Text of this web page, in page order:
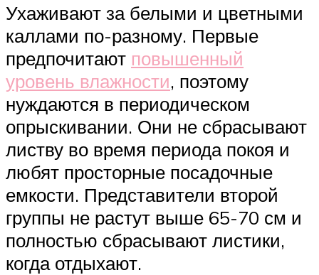
Ухаживают за белыми и цветными
каллами по-разному. Первые
предпочитают повышенный
уровень влажности, поэтому
нуждаются в периодическом
опрыскивании. Они не сбрасывают
листву во время периода покоя и
любят просторные посадочные
емкости. Представители второй
группы не растут выше 65-70 см и
полностью сбрасывают листики,
когда отдыхают.